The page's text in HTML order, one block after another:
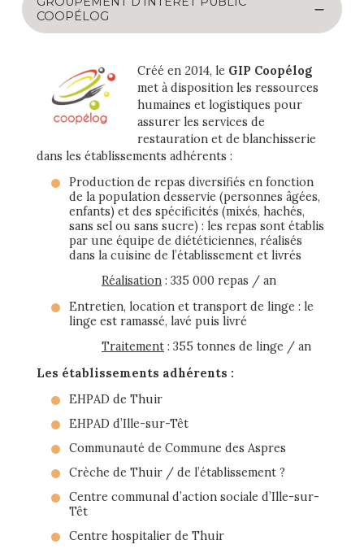
COOPÉLOG
Créé en 2014, le GIP Coopélog
met à disposition les ressources
humaines et logistiques pour
assurer les services de
restauration et de blanchisserie
dans les établissements adhérents :
Production de repas diversifiés en fonction
de la population desservie (personnes âgées,
enfants) et des spécificités (mixés, hachés,
sans sel ou sans sucre) : les repas sont établis
par une équipe de diététiciennes, réalisés
dans la cuisine de l’établissement et livrés
Réalisation : 335 000 repas / an
Entretien, location et transport de linge : le
linge est ramassé, lavé puis livré
Traitement : 355 tonnes de linge / an
Les établissements adhérents :
EHPAD de Thuir
EHPAD d’Ille-sur-Têt
Communauté de Commune des Aspres
Crèche de Thuir / de l’établissement ?
Centre communal d’action sociale d’Ille-sur-
Têt
Centre hospitalier de Thuir